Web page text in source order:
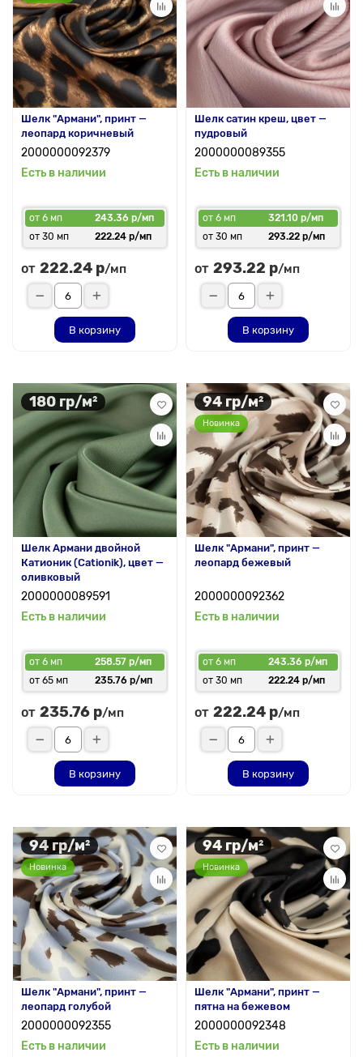
Шелк "Армани", принт —
леопард коричневый
2000000092379
Есть в наличии
от 6 мп
243.36 р/мп
от 30 мп
222.24 р/мп
от 222.24 р/мп
В корзину
Шелк сатин креш, цвет —
пудровый
2000000089355
Есть в наличии
от 6 мп
321.10 р/мп
от 30 мп
293.22 р/мп
от 293.22 р/мп
В корзину
180 гр/м²
Шелк Армани двойной
Катионик (Cationik), цвет —
оливковый
2000000089591
Есть в наличии
от 6 мп
258.57 р/мп
от 65 мп
235.76 р/мп
от 235.76 р/мп
В корзину
94 гр/м²
Новинка
Шелк "Армани", принт —
леопард бежевый
2000000092362
Есть в наличии
от 6 мп
243.36 р/мп
от 30 мп
222.24 р/мп
от 222.24 р/мп
В корзину
94 гр/м²
Новинка
Шелк "Армани", принт —
леопард голубой
2000000092355
Есть в наличии
94 гр/м²
Новинка
Шелк "Армани", принт —
пятна на бежевом
2000000092348
Есть в наличии